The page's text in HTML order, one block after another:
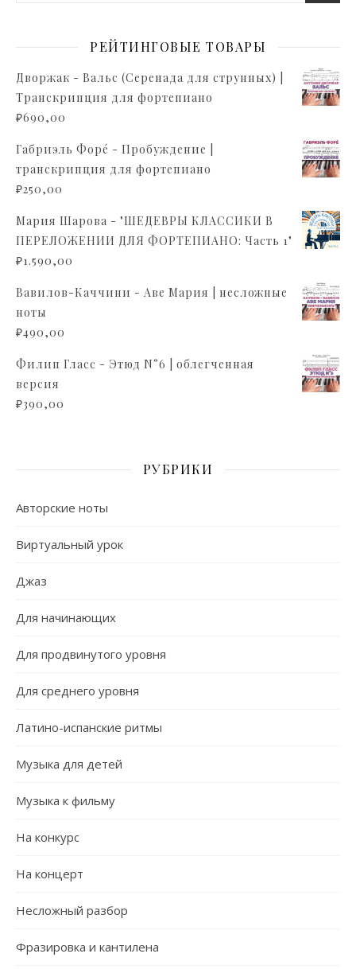
РЕЙТИНГОВЫЕ ТОВАРЫ
Дворжак - Вальс (Серенада для струнных) |
Транскрипция для фортепиано
₽690,00
Габриэль Форé - Пробуждение |
транскрипция для фортепиано
₽250,00
Мария Шарова - "ШЕДЕВРЫ КЛАССИКИ В
ПЕРЕЛОЖЕНИИ ДЛЯ ФОРТЕПИАНО: Часть 1"
₽1.590,00
Вавилов-Каччини - Аве Мария | несложные
ноты
₽490,00
Филип Гласс - Этюд N°6 | облегченная
версия
₽390,00
РУБРИКИ
Авторские ноты
Виртуальный урок
Джаз
Для начинающих
Для продвинутого уровня
Для среднего уровня
Латино-испанские ритмы
Музыка для детей
Музыка к фильму
На конкурс
На концерт
Несложный разбор
Фразировка и кантилена